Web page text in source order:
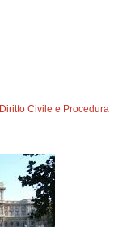
Diritto Civile e Procedura